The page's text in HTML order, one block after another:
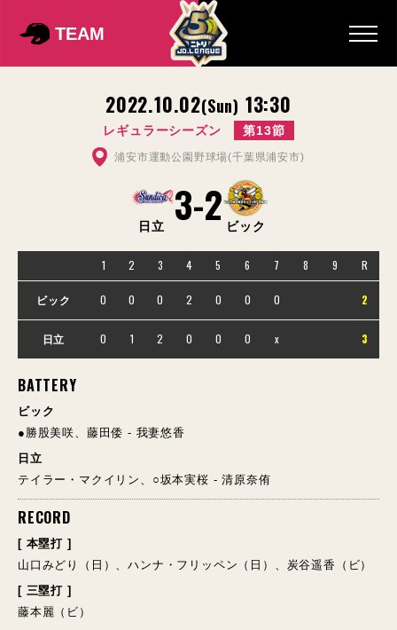
TEAM
2022.10.02(Sun) 13:30
レギュラーシーズン 第13節
浦安市運動公園野球場(千葉県浦安市)
日立 3-2 ビック
1 2 3 4 5 6 7 8 9 R
ビック 0 0 0 2 0 0 0 2
日立 0 1 2 0 0 0 x 3
BATTERY
ビック
●勝股美咲、藤田倭 - 我妻悠香
日立
テイラー・マクイリン、○坂本実桜 - 清原奈侑
RECORD
[ 本塁打 ]
山口みどり（日）、ハンナ・フリッペン（日）、炭谷遥香（ビ）
[ 三塁打 ]
藤本麗（ビ）